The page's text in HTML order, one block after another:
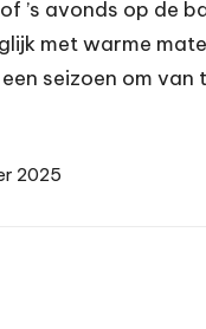
’s avonds op de
met warme
seizoen om van
2025